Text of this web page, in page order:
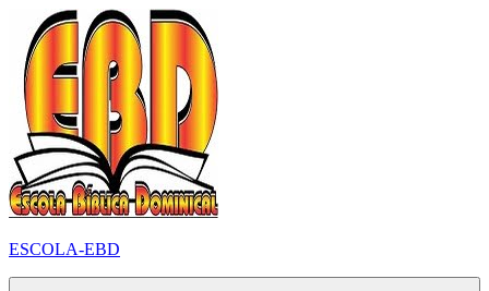
para
conteúdo
ESCOLA-EBD